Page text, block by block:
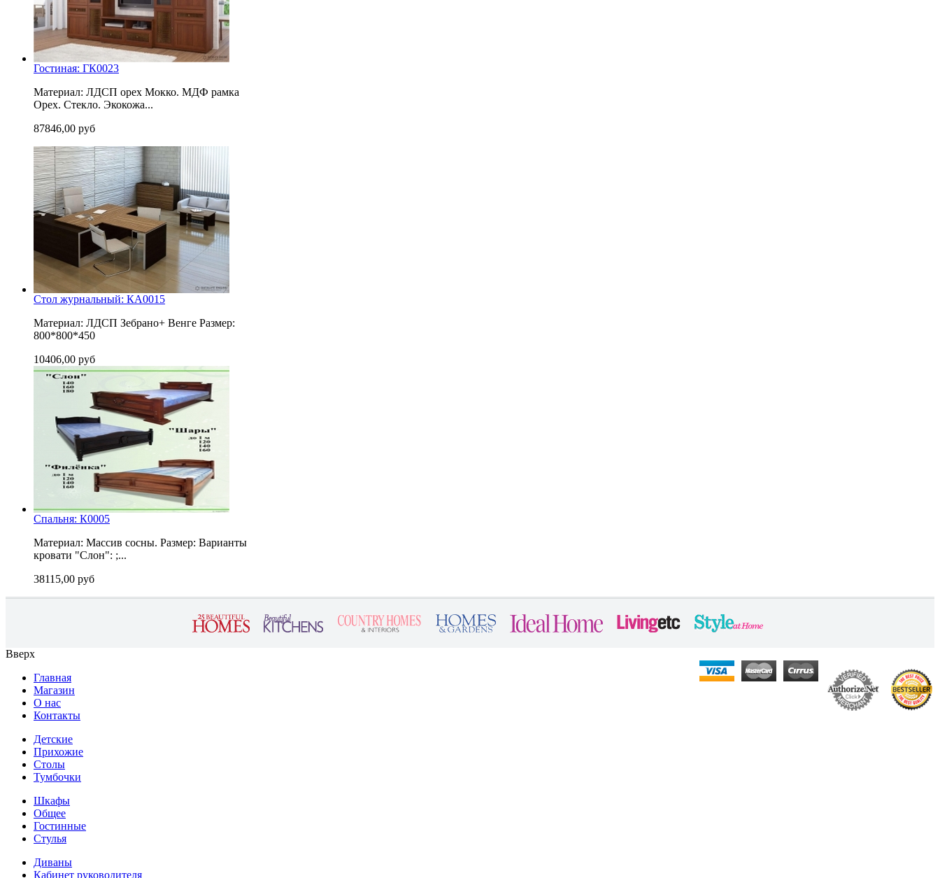
Гостиная: ГК0023
Материал: ЛДСП орех Мокко. МДФ рамка
Орех. Стекло. Экокожа...
87846,00 руб
Стол журнальный: КА0015
Материал: ЛДСП Зебрано+ Венге Размер:
800*800*450
10406,00 руб
Спальня: К0005
Материал: Массив сосны. Размер: Варианты
кровати "Слон": ;...
38115,00 руб
Вверх
Главная
Магазин
О нас
Контакты
Детские
Прихожие
Столы
Тумбочки
Шкафы
Общее
Гостинные
Стулья
Диваны
Кабинет руководителя